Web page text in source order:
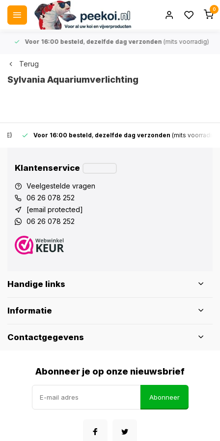
0
Voor 16:00 besteld,dezelfde dag verzonden(mits voorradig)
Terug
Sylvania Aquariumverlichting
Voor 16:00 besteld,dezelfde dag verzonden(mits voorradig)
Klantenservice
Veelgestelde vragen
06 26 078 252
[email protected]
06 26 078 252
Handige links
Informatie
Contactgegevens
Abonneer je op onze nieuwsbrief
Abonneer